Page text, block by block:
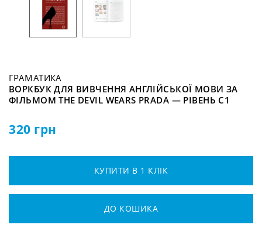
ГРАМАТИКА
ВОРКБУК ДЛЯ ВИВЧЕННЯ АНГЛІЙСЬКОЇ МОВИ ЗА
ФІЛЬМОМ THE DEVIL WEARS PRADA — РІВЕНЬ C1
320 грн
КУПИТИ В 1 КЛІК
ДО КОШИКА